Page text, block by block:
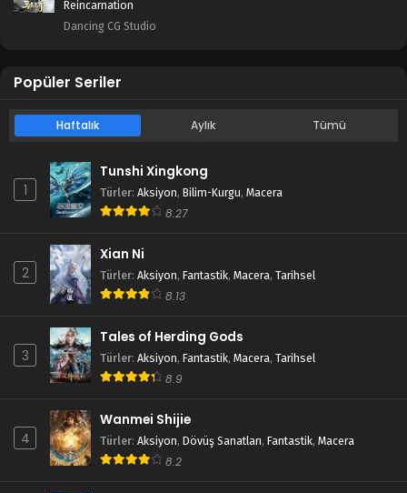
Reincarnation
Dancing CG Studio
Popüler Seriler
Haftalık Aylık Tümü
1
Tunshi Xingkong
Türler: Aksiyon, Bilim-Kurgu, Macera
8.27
2
Xian Ni
Türler: Aksiyon, Fantastik, Macera, Tarihsel
8.13
3
Tales of Herding Gods
Türler: Aksiyon, Fantastik, Macera, Tarihsel
8.9
4
Wanmei Shijie
Türler: Aksiyon, Dövüş Sanatları, Fantastik, Macera
8.2